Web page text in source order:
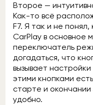
Второе —
Как-то всё
F7. Я так и не
CarPlay в основное
переключатель
догадаться, что
вызывает
этими кнопками
старте и окончании
удобно.